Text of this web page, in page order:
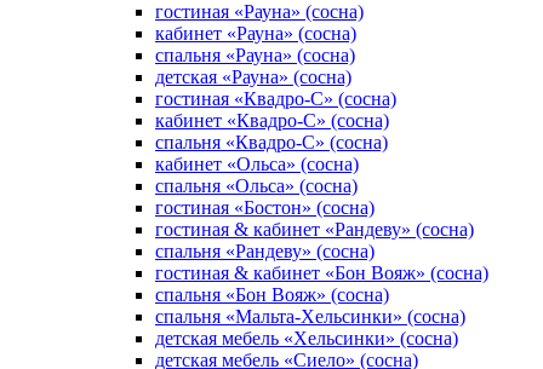
гостиная «Рауна» (сосна)
кабинет «Рауна» (сосна)
cпальня «Рауна» (сосна)
детская «Рауна» (сосна)
гостиная «Квадро-С» (сосна)
кабинет «Квадро-С» (сосна)
спальня «Квадро-С» (сосна)
кабинет «Ольса» (сосна)
спальня «Ольса» (сосна)
гостиная «Бостон» (сосна)
гостиная & кабинет «Рандеву» (сосна)
спальня «Рандеву» (сосна)
гостиная & кабинет «Бон Вояж» (сосна)
спальня «Бон Вояж» (сосна)
спальня «Мальта-Хельсинки» (сосна)
детская мебель «Хельсинки» (сосна)
детская мебель «Сиело» (сосна)